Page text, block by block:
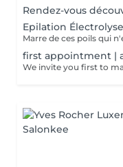
Rendez-vous
Epilation Électrolyse
first appointment |